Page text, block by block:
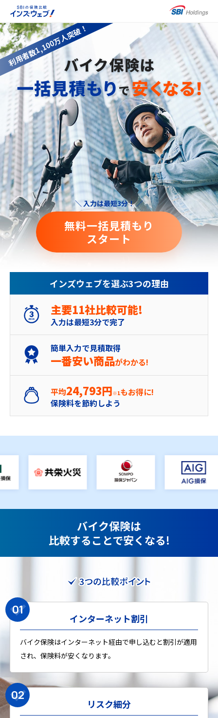
バイク保険は、一括見積もりで安くなる！
＼ 入力は最短3分！ ／
無料一括見積もり
スタート
利用者数1,100万人突破！
インズウェブを選ぶ3つの理由
主要11社比較可能!
入力は最短3分で完了
簡単入力で見積取得
一番安い商品がわかる!
平均24,793円※1もお得に!
保険料を節約しよう
バイク保険は
比較することで安くなる!
インターネット割引
バイク保険はインターネット経由で申し込むと割引が適用
され、保険料が安くなります。
リスク細分